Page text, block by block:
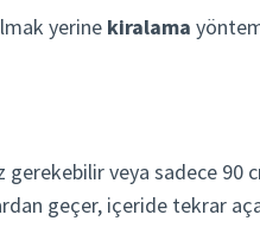
yerine kiralama
veya sadece 90
geçer, içeride tekrar